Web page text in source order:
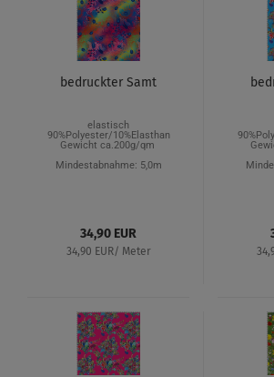
bedruckter Samt
elastisch
90%Polyester/10%Elasthan
Gewicht ca.200g/qm
Mindestabnahme: 5,0m
34,90 EUR
34,90 EUR/ Meter